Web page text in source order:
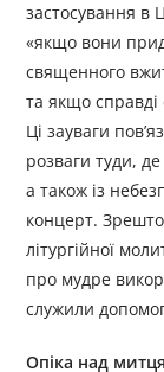
застосування в
«якщо вони
священного
та якщо
Ці зауваги
розваги туди,
а також із
концерт.
літургійної
про мудре
служили
Опіка над